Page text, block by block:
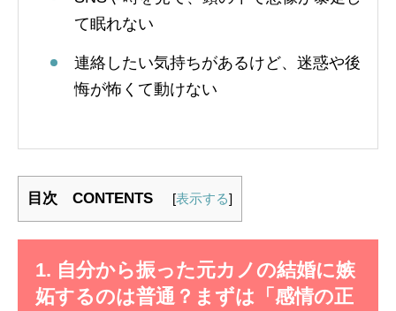
て眠れない
連絡したい気持ちがあるけど、迷惑や後
悔が怖くて動けない
目次 CONTENTS [表示する]
1. 自分から振った元カノの結婚に嫉
妬するのは普通？まずは「感情の正